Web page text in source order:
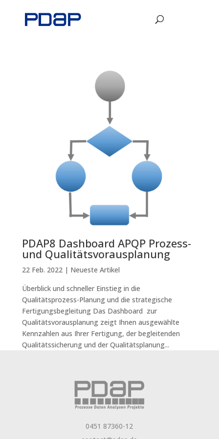
PDAP8 Dashboard APQP Prozess-
und Qualitätsvorausplanung
22 Feb. 2022| Neueste Artikel
Überblick und schneller Einstieg in die
Qualitätsprozess-Planung und die strategische
Fertigungsbegleitung Das Dashboard zur
Qualitätsvorausplanung zeigt Ihnen ausgewählte
Kennzahlen aus Ihrer Fertigung, der begleitenden
Qualitätssicherung und der Qualitätsplanung...
0451 87360-12